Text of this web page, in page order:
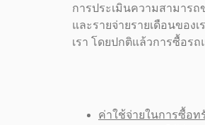
การประเมินความสามารถ
และรายจ่ายรายเดือนของ
เรา โดยปกติแล้วการซื้อร
ค่าใช้จ่ายในการซื้อท